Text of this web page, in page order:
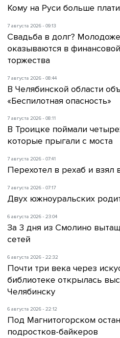
Кому на Руси больше
7 августа 2026 - 09:13
Свадьба в долг?
оказываются в
торжества
7 августа 2026 - 08:44
В Челябинской области
«Беспилотная опасность»
7 августа 2026 - 08:11
В Троицке поймали
которые прыгали с моста
7 августа 2026 - 07:41
Перехотел в рехаб и взял
7 августа 2026 - 07:17
Двух южноуральских
6 августа 2026 - 23:04
За 3 дня из Смолино
сетей
6 августа 2026 - 22:32
Почти три века через
библиотеке открылась
Челябинску
6 августа 2026 - 22:12
Под Магнитогорском
подростков-байкеров